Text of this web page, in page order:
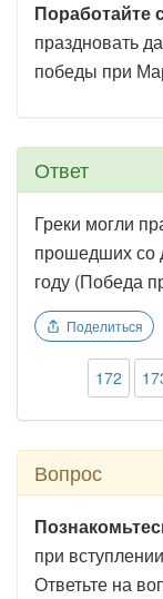
Поработайте
праздновать
победы при
Ответ
Греки могли
прошедших со
году (Победа
Поделиться
172
Вопрос
при
Ответьте на